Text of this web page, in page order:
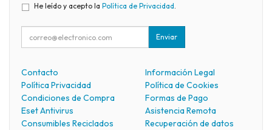
He leído y acepto la Política de Privacidad.
Enviar
Contacto
Información Legal
Política Privacidad
Política de Cookies
Condiciones de Compra
Formas de Pago
Eset Antivirus
Asistencia Remota
Consumibles Reciclados
Recuperación de datos